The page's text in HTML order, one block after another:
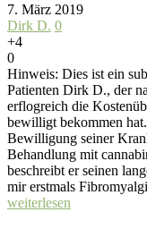
7. März 2019
Dirk D. 0
+4
0
Hinweis: Dies ist ein
Patienten Dirk D., der
erflogreich die
bewilligt bekommen
Bewilligung seiner
Behandlung mit
beschreibt er seinen
mir erstmals
weiterlesen